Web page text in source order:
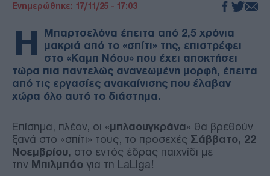
Ενημερώθηκε: 17/11/25 - 17:03
Η
Μπαρτσελόνα έπειτα από 2,5 χρόνια
μακριά από το «σπίτι» της, επιστρέφει
στο «Καμπ Νόου» που έχει αποκτήσει
τώρα πια παντελώς ανανεωμένη μορφή, έπειτα
από τις εργασίες ανακαίνισης που έλαβαν
χώρα όλο αυτό το διάστημα.
Επίσημα, πλέον, οι «μπλαουγκράνα» θα βρεθούν
ξανά στο «σπίτι» τους, το προσεχές Σάββατο, 22
Νοεμβρίου, στο εντός έδρας παιχνίδι με
την Μπιλμπάο για τη LaLiga!